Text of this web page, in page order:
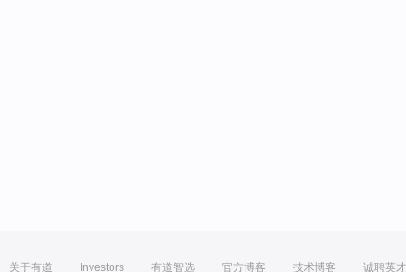
关于有道 Investors 有道智选 官方博客 技术博客 诚聘英才